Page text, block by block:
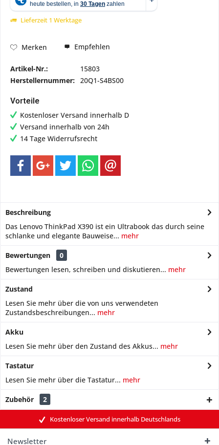
Lieferzeit 1 Werktage
Merken Empfehlen
Artikel-Nr.:
15803
Herstellernummer: 20Q1-S4BS00
Vorteile
Kostenloser Versand innerhalb D
Versand innerhalb von 24h
14 Tage Widerrufsrecht
Beschreibung
Das Lenovo ThinkPad X390 ist ein Ultrabook das durch seine
schlanke und elegante Bauweise... mehr
Bewertungen
0
Bewertungen lesen, schreiben und diskutieren... mehr
Zustand
Lesen Sie mehr über die von uns verwendeten
Zustandsbeschreibungen... mehr
Akku
Lesen Sie mehr über den Zustand des Akkus... mehr
Tastatur
Lesen Sie mehr über die Tastatur... mehr
Zubehör 2
Kostenloser Versand innerhalb Deutschlands
Newsletter